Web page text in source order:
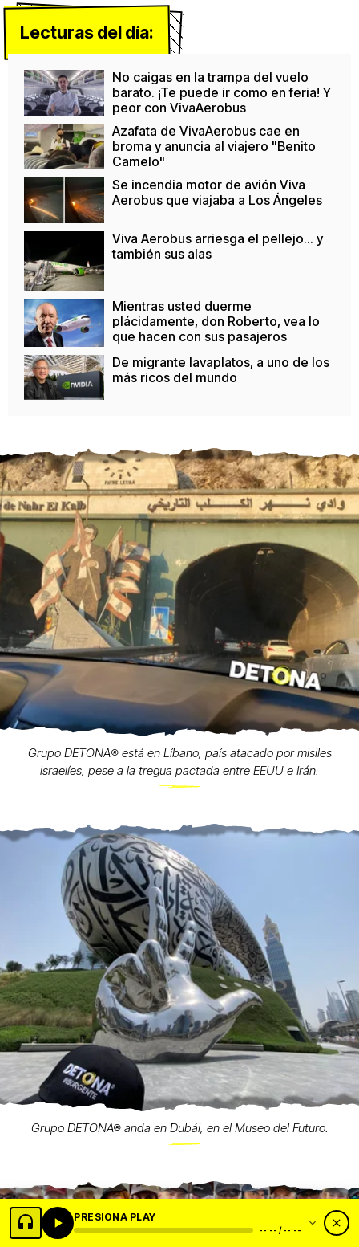
Lecturas del día:
No caigas en la trampa del vuelo
barato. ¡Te puede ir como en feria! Y
peor con VivaAerobus
Azafata de VivaAerobus cae en
broma y anuncia al viajero "Benito
Camelo"
Se incendia motor de avión Viva
Aerobus que viajaba a Los Ángeles
Viva Aerobus arriesga el pellejo... y
también sus alas
Mientras usted duerme
plácidamente, don Roberto, vea lo
que hacen con sus pasajeros
De migrante lavaplatos, a uno de los
más ricos del mundo
Grupo DETONA®️ está en Líbano, país atacado por misiles
israelíes, pese a la tregua pactada entre EEUU e Irán.
Grupo DETONA® anda en Dubái, en el Museo del Futuro.
PRESIONA PLAY
--:-- / --:--